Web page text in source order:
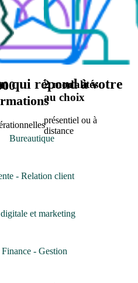
2 modalités
au choix
présentiel ou à
distance
qui répond à votre
Bureautique
- Relation client
et marketing
- Gestion